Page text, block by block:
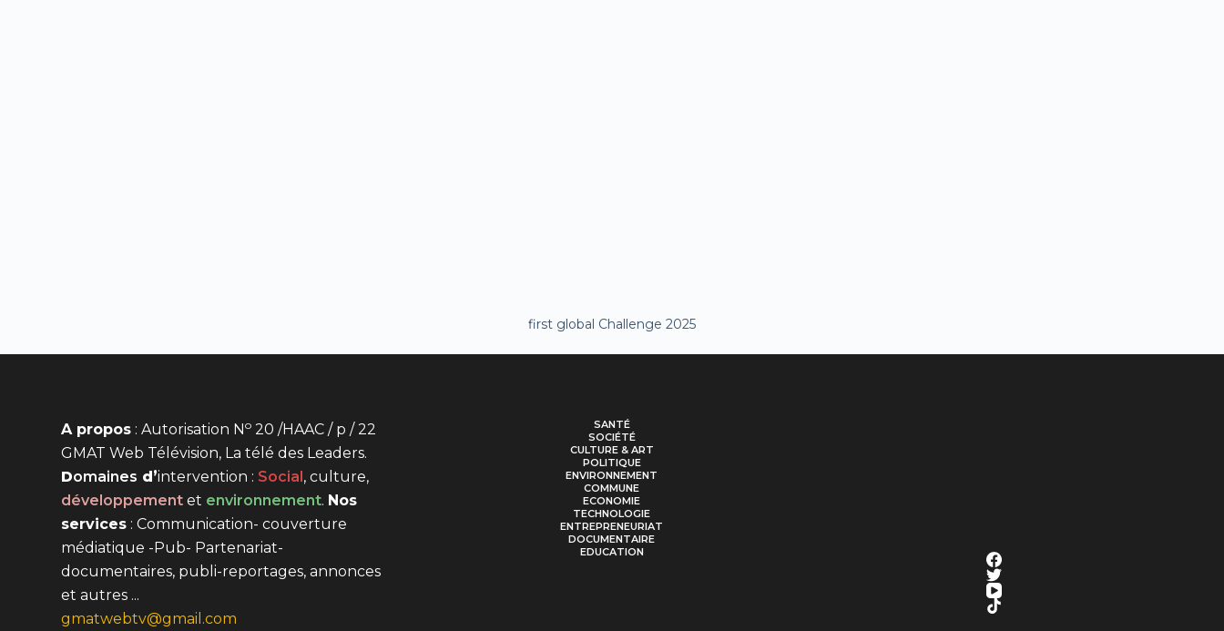
first global Challenge 2025
A propos : Autorisation No 20 /HAAC / p / 22
GMAT Web Télévision, La télé des Leaders.
Domaines d’intervention : Social, culture,
développement et environnement. Nos
services : Communication- couverture
médiatique -Pub- Partenariat-
documentaires, publi-reportages, annonces
et autres ...
gmatwebtv@gmail.com
SANTÉ
SOCIÉTÉ
CULTURE & ART
POLITIQUE
ENVIRONNEMENT
COMMUNE
ECONOMIE
TECHNOLOGIE
ENTREPRENEURIAT
DOCUMENTAIRE
EDUCATION